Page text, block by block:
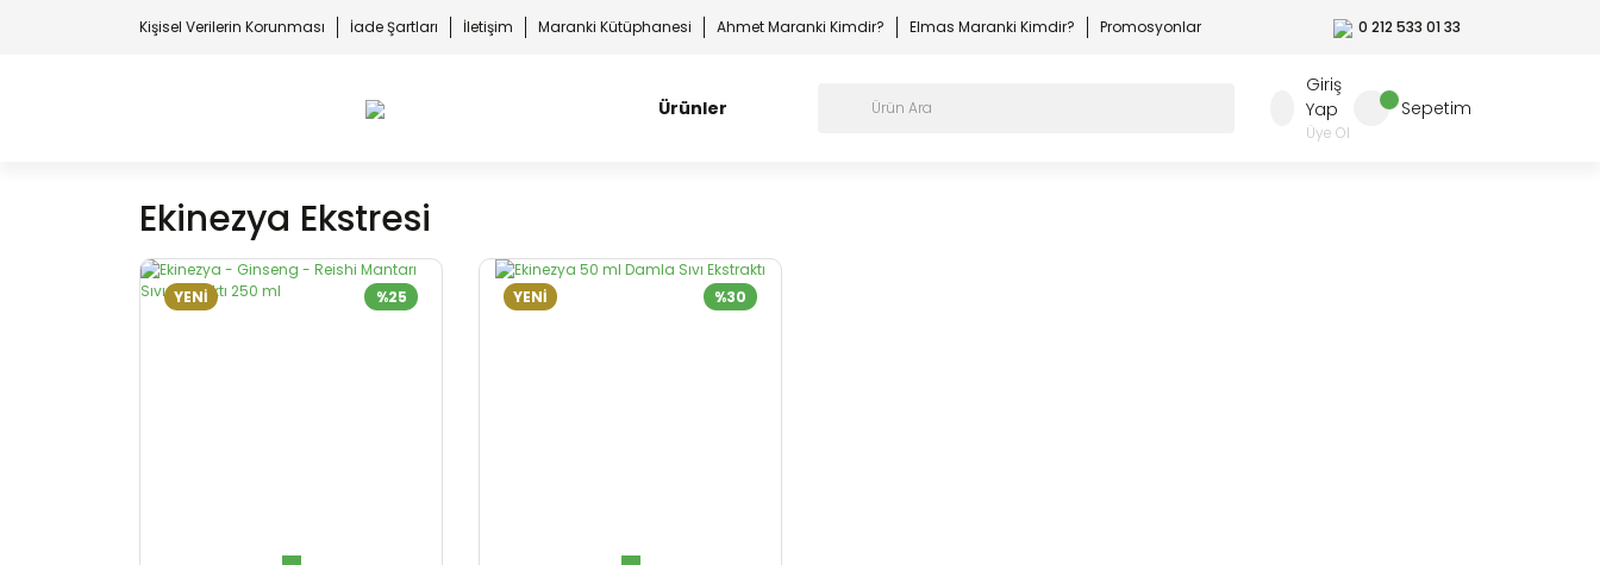
Kişisel Verilerin Korunması İade Şartları İletişim Maranki Kütüphanesi Ahmet Maranki Kimdir? Elmas Maranki Kimdir? Promosyonlar 0 212 533 01 33
Ürünler
Giriş
Yap
Üye Ol
Sepetim
Ekinezya Ekstresi
%25
YENİ %30
YENİ